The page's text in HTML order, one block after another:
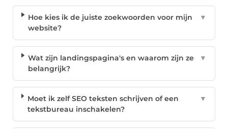
Hoe kies ik de juiste zoekwoorden voor mijn
website?
▼
Wat zijn landingspagina's en waarom zijn ze
belangrijk?
▼
Moet ik zelf SEO teksten schrijven of een
tekstbureau inschakelen?
▼